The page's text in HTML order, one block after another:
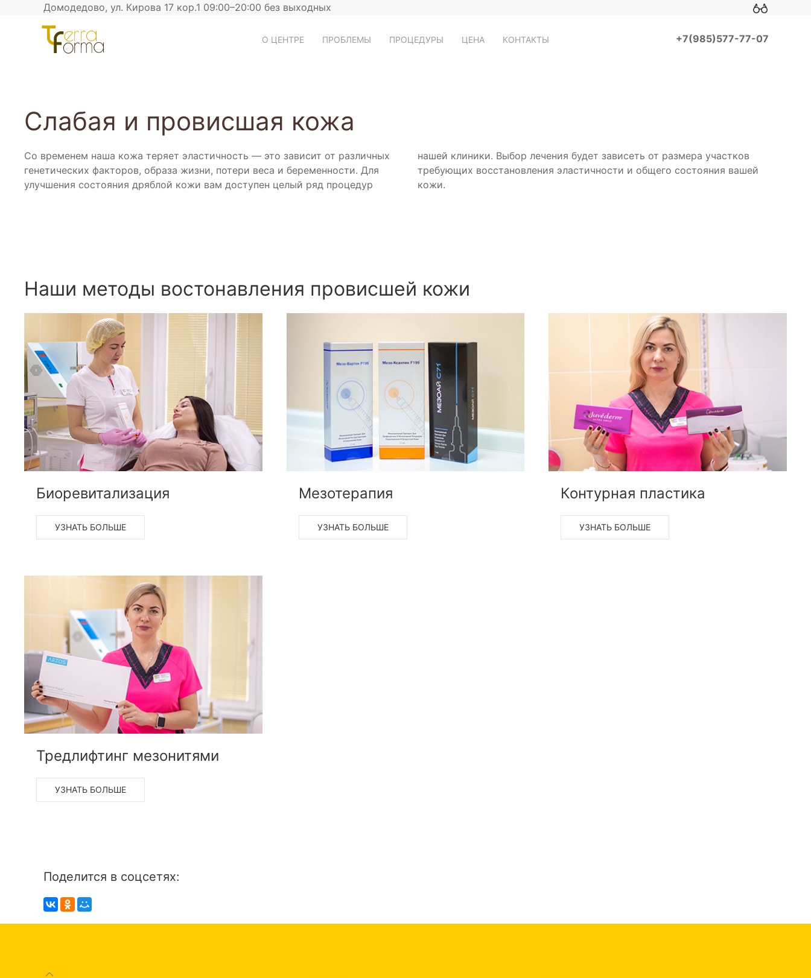
Домодедово, ул. Кирова 17 кор.1 09:00–20:00 без выходных
О ЦЕНТРЕ ПРОБЛЕМЫ ПРОЦЕДУРЫ ЦЕНА КОНТАКТЫ +7(985)577-77-07
Слабая и провисшая кожа
Со временем наша кожа теряет эластичность — это зависит от различных
генетических факторов, образа жизни, потери веса и беременности. Для
улучшения состояния дряблой кожи вам доступен целый ряд процедур
нашей клиники. Выбор лечения будет зависеть от размера участков
требующих восстановления эластичности и общего состояния вашей
кожи.
Наши методы востонавления провисшей кожи
Биоревитализация
УЗНАТЬ БОЛЬШЕ
Мезотерапия
УЗНАТЬ БОЛЬШЕ
Контурная пластика
УЗНАТЬ БОЛЬШЕ
Тредлифтинг мезонитями
УЗНАТЬ БОЛЬШЕ
Поделится в соцсетях: